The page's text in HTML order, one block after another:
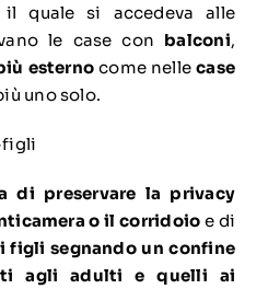
il quale si accedeva alle
le case con balconi,
esterno come nellecase
uno solo.
di preservare la privacy
o il corridoio e di
figli segnando un confine
agli adulti e quelli ai